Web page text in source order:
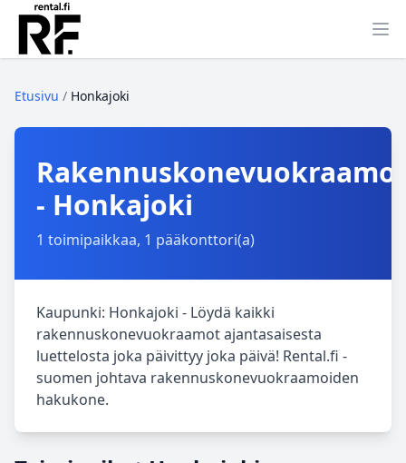
Etusivu / Honkajoki
- Honkajoki
1 toimipaikkaa, 1 pääkonttori(a)
Kaupunki: Honkajoki - Löydä kaikki
rakennuskonevuokraamot ajantasaisesta
luettelosta joka päivittyy joka päivä! Rental.fi -
suomen johtava rakennuskonevuokraamoiden
hakukone.